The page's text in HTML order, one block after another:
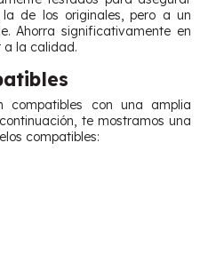
de los originales, pero a un
Ahorra significativamente en
a la calidad.
compatibles con una amplia
te mostramos una
compatibles: